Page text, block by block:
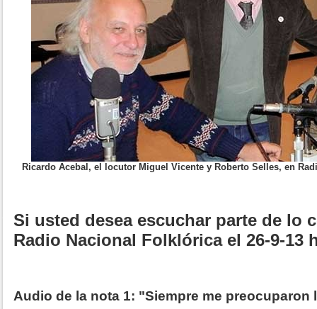
Ricardo Acebal, el locutor Miguel Vicente y Roberto Selles, en
Si usted desea escuchar parte de lo
Radio Nacional Folklórica el 26-9-13
Audio de la nota 1: "Siempre me preocuparon